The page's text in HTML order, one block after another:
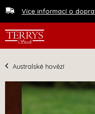
Více informací o
Australské hovězí